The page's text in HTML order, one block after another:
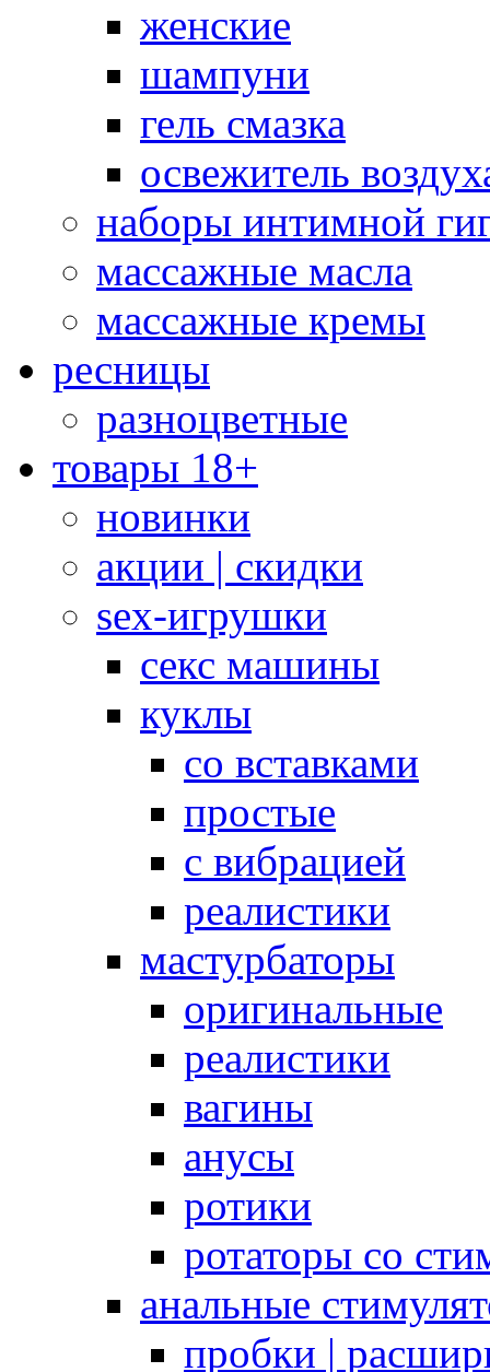
женские
шампуни
гель смазка
освежитель
наборы интимной
массажные масла
массажные кремы
ресницы
разноцветные
товары 18+
новинки
акции | скидки
sex-игрушки
секс машины
куклы
со вставками
простые
с вибрацией
реалистики
мастурбаторы
оригинальные
реалистики
вагины
анусы
ротики
ротаторы со
анальные
пробки |